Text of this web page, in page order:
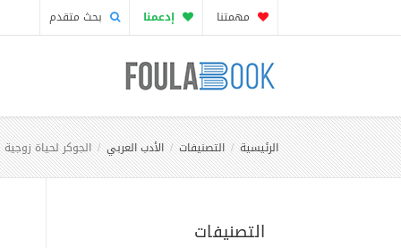
مهمتنا إدعمنا بحث متقدم
الرئيسية التصنيفات الأدب العربي الجوكر لحياة
التصنيفات